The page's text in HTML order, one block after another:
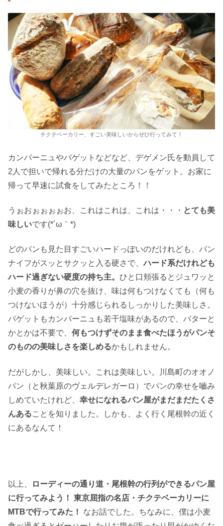
チクテベーカリー、すごい美味しいからぜひ行ってみて！
カンパーニュやバゲットなどなど、デゲメン氏を動員して
2人で担いで帰れる分だけの大量のパンをゲット。お家に
帰って早速に試食をしてみたところ！！
うぉおぉぉぉぉお、これはこれは、これは・・・ とても美
味しいです(*´ω｀*)
どのパンも見た目すごいハードっぽいのだけれども、パン
ナイフがスッとサクッと入る硬さで、ハード系だけれども
ハード過ぎない硬度の持ち主。 ひと口頬張るとジュワッと
小麦の香りが鼻の穴を抜け、味は何もつけなくても（何も
つけないほうが）十分感じられるしっかりした美味しさ。
バゲットもカンパーニュも若干塩味があるので、バターと
かとかは不要で、 何もつけずそのまま食べたほうがパンそ
のものの美味しさを楽しめるかもしれません。
だがしかし、美味しい。これは美味しい。川島町のオオノ
パン（と秋葉原のヴェルデレガーロ）でパンの幸せを嚙み
しめていたけれど、 幸せになれるパン屋がまだまだたくさ
んあることを知りました。しかも、よく行く尾根幹の近く
にあるなんて！
以上、
ローディーの通り道・尾根幹の行列ができるパン屋
に行ってみよう！ 東京屈指の名店・チクテベーカリーに
MTBで行ってみた！
なお話でした。ちなみに、僕は小麦